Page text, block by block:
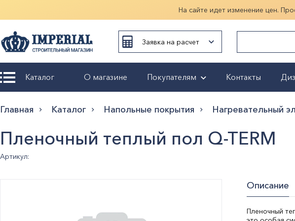
На сайте идет изменение цен.
Заявка на расчет
Каталог О магазине Покупателям
обмен
Гарантия
Контакты
Главная Каталог Напольные покрытия Нагревательный
Пленочный теплый пол Q-TERM
Артикул:
Описание
Пленочный